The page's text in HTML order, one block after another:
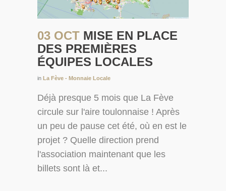
03 OCT MISE EN PLACE
DES PREMIÈRES
ÉQUIPES LOCALES
in La Fève - Monnaie Locale
Déjà presque 5 mois que La Fève
circule sur l'aire toulonnaise ! Après
un peu de pause cet été, où en est le
projet ? Quelle direction prend
l'association maintenant que les
billets sont là et...